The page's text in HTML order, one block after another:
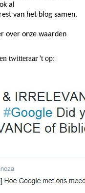
al
van het blog samen.
over onze waarden
twitteraar 't op: